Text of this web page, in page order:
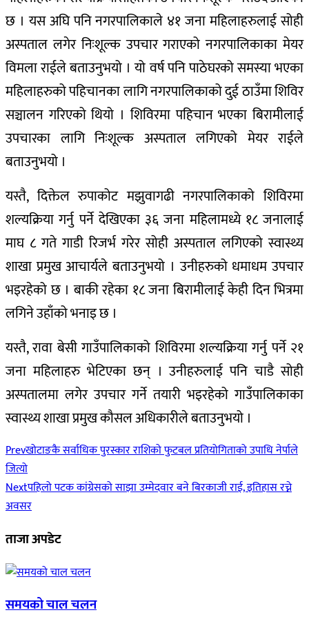
छ । यस अघि पनि नगरपालिकाले ४१ जना महिलाहरुलाई सोही
अस्पताल लगेर निःशूल्क उपचार गराएको नगरपालिकाका मेयर
विमला राईले बताउनुभयो । यो वर्ष पनि पाठेघरको समस्या भएका
महिलाहरुको पहिचानका लागि नगरपालिकाको दुई ठाउँमा शिविर
सञ्चालन गरिएको थियो । शिविरमा पहिचान भएका बिरामीलाई
उपचारका लागि निःशूल्क अस्पताल लगिएको मेयर राईले
बताउनुभयो ।
यस्तै, दिक्तेल रुपाकोट मझुवागढी नगरपालिकाको शिविरमा
शल्यक्रिया गर्नु पर्ने देखिएका ३६ जना महिलामध्ये १८ जनालाई
माघ ८ गते गाडी रिजर्भ गरेर सोही अस्पताल लगिएको स्वास्थ्य
शाखा प्रमुख आचार्यले बताउनुभयो । उनीहरुको धमाधम उपचार
भइरहेको छ । बाकी रहेका १८ जना बिरामीलाई केही दिन भित्रमा
लगिने उहाँको भनाइ छ ।
यस्तै, रावा बेसी गाउँपालिकाको शिविरमा शल्यक्रिया गर्नु पर्ने २१
जना महिलाहरु भेटिएका छन् । उनीहरुलाई पनि चाडै सोही
अस्पतालमा लगेर उपचार गर्ने तयारी भइरहेको गाउँपालिकाका
स्वास्थ्य शाखा प्रमुख कौसल अधिकारीले बताउनुभयो ।
Prevखोटाङकै सर्वाधिक पुरस्कार राशिको फुटबल प्रतियोगिताको उपाधि नेर्पाले
जित्यो
Nextपहिलो पटक कांग्रेसको साझा उम्मेदवार बने बिरकाजी राई, इतिहास रच्ने
अवसर
ताजा अपडेट
समयको चाल चलन